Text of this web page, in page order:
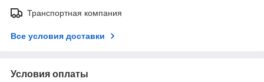
Транспортная компания
Все условия доставки
Условия оплаты